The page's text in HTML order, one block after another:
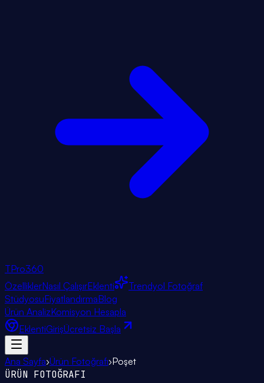
TPro360
ÖzelliklerNasıl ÇalışırEklenti
Trendyol Fotoğraf
StüdyosuFiyatlandırmaBlog
Ürün AnalizKomisyon Hesapla
EklentiGirişÜcretsiz Başla
Ana Sayfa›Ürün Fotoğrafı›Poşet
ÜRÜN FOTOĞRAFI